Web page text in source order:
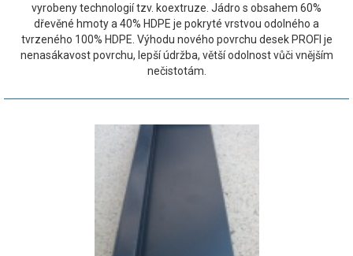
vyrobeny technologií tzv. koextruze. Jádro s obsahem 60%
dřevěné hmoty a 40% HDPE je pokryté vrstvou odolného a
tvrzeného 100% HDPE. Výhodu nového povrchu desek PROFI je
nenasákavost povrchu, lepší údržba, větší odolnost vůči vnějším
nečistotám.